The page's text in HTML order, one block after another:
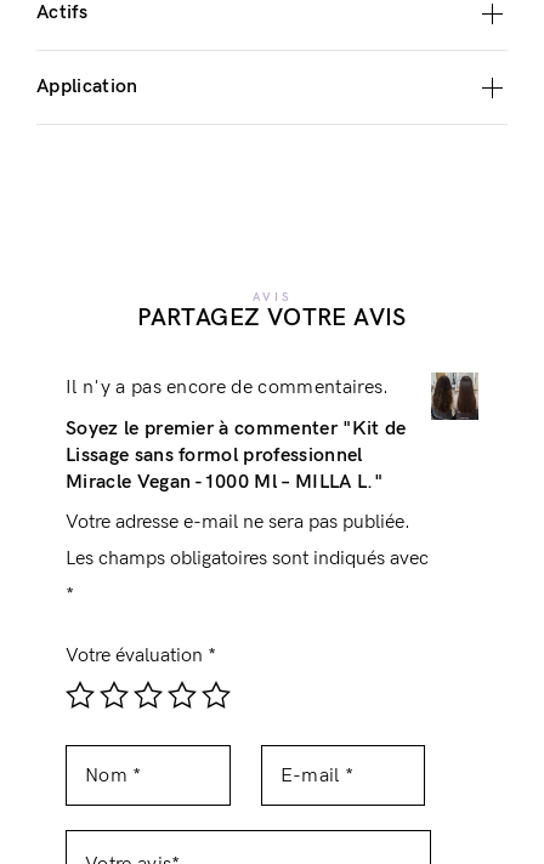
Actifs
Application
AVIS
PARTAGEZ VOTRE AVIS
Il n'y a pas encore de commentaires.
Soyez le premier à commenter "Kit de
Lissage sans formol professionnel
Miracle Vegan -1000 Ml – MILLA L."
Votre adresse e-mail ne sera pas publiée.
Les champs obligatoires sont indiqués avec
*
Votre évaluation *